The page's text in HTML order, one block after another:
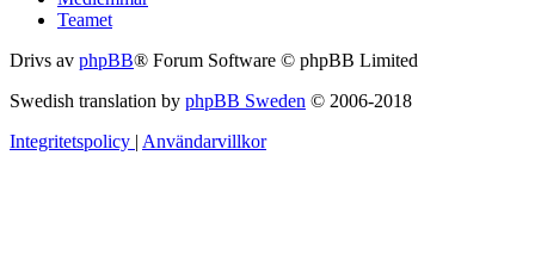
Teamet
Drivs av phpBB® Forum Software © phpBB Limited
Swedish translation by phpBB Sweden © 2006-2018
Integritetspolicy | Användarvillkor